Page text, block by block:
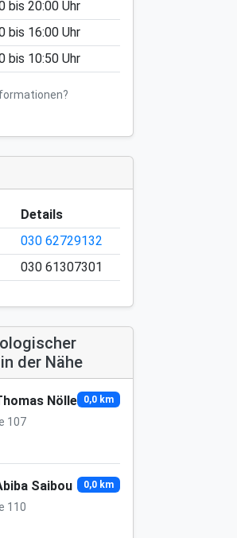
bis 20:00Uhr
bis 16:00Uhr
bis 10:50Uhr
Details
030 62729132
030 61307301
der Nähe
Nölle
107
0,0 km
Saibou
110
0,0 km